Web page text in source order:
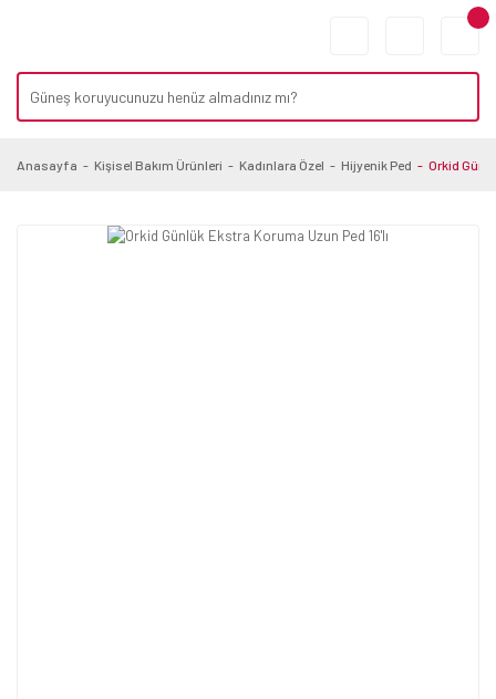
Anasayfa Kişisel Bakım Ürünleri Kadınlara Özel Hijyenik Ped Orkid